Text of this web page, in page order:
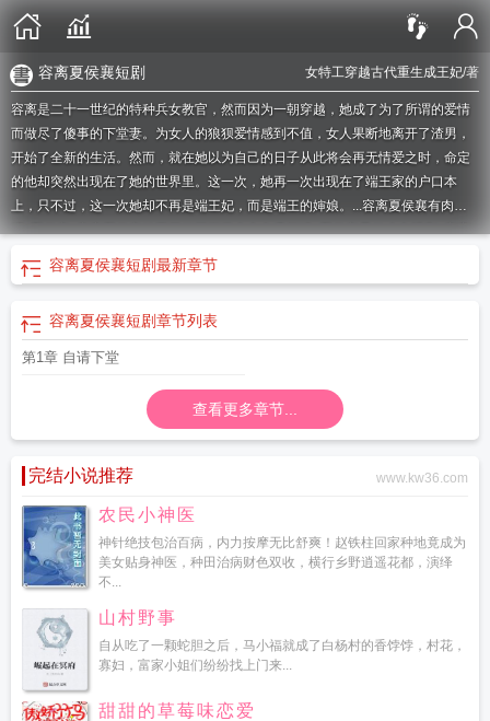
女特工穿越古代重生成王妃/著
容离夏侯襄短剧
容离是二十一世纪的特种兵女教官，然而因为一朝穿越，她成了为了所谓的爱情
而做尽了傻事的下堂妻。为女人的狼狈爱情感到不值，女人果断地离开了渣男，
开始了全新的生活。然而，就在她以为自己的日子从此将会再无情爱之时，命定
的他却突然出现在了她的世界里。这一次，她再一次出现在了端王家的户口本
上，只不过，这一次她却不再是端王妃，而是端王的婶娘。...容离夏侯襄有肉
吗夏侯襄容离夏侯襄特工王妃不下堂全文免费阅读夏侯襄是什么电视剧容离
夏侯襄完整版在线阅读
夏侯端夏侯襄
事 容离夏侯襄全文阅读
么容离夏侯襄特工王妃不下堂笔趣阁
物容离夏侯襄的容离夏侯襄免费
容离夏侯襄免费阅读全文无弹窗 容离和夏侯
男主角叫夏侯襄 主人公叫容离和夏侯襄
襄免费阅读容离夏侯襄特工王妃不下堂TXT容离夏侯襄特工王妃不下堂(全文在
线阅读免费章节)女主容离夏侯襄
容离夏侯襄短剧最新章节
容离夏侯襄短剧章节列表
第1章 自请下堂
查看更多章节...
完结小说推荐 www.kw36.com
农民小神医
神针绝技包治百病，内力按摩无比舒爽！赵铁柱回家种地竟成为
美女贴身神医，种田治病财色双收，横行乡野逍遥花都，演绎
不...
山村野事
自从吃了一颗蛇胆之后，马小福就成了白杨村的香饽饽，村花，
寡妇，富家小姐们纷纷找上门来...
甜甜的草莓味恋爱